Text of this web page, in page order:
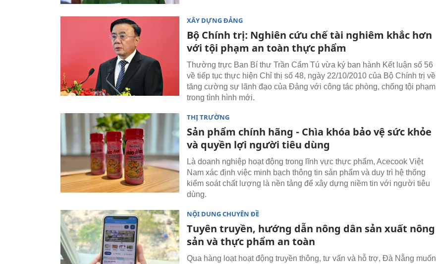
XÂY DỰNG ĐẢNG
Bộ Chính trị: Nghiên cứu chế tài nghiêm khắc hơn
với tội phạm an toàn thực phẩm
Thường trực Ban Bí thư Trần Cẩm Tú vừa ký ban hành Kết luận số 56
về tiếp tục thực hiện Chỉ thị số 48, ngày 22/10/2010 của Bộ Chính trị về
tăng cường sự lãnh đạo của Đảng với công tác phòng, chống tội phạm
trong tình hình mới.
THỊ TRƯỜNG
Sản phẩm chính hãng - Chìa khóa bảo vệ sức khỏe
và quyền lợi người tiêu dùng
Là doanh nghiệp hoạt động trong lĩnh vực thực phẩm, Acecook Việt
Nam xác định việc minh bạch thông tin sản phẩm và duy trì hệ thống
kiểm soát chất lượng là nền tảng để xây dựng niềm tin với người tiêu
dùng.
NỘI DUNG CHUYÊN ĐỀ
Tuyên truyền, hướng dẫn nông dân sản xuất nông
sản và thực phẩm an toàn
Qua hàng loạt hoạt động truyền thông, tư vấn và hỗ trợ, Đà Nẵng muốn